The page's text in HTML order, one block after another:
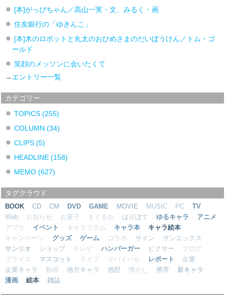
[本]がっぴちゃん／高山一実・文、みるく・画
住友銀行の「ゆきんこ」
[本]木のロボットと丸太のおひめさまのだいぼうけん／トム・ゴ
ールド
笑顔のメッソンに会いたくて
→ エントリー一覧
カテゴリー
TOPICS(255)
COLUMN(34)
CLIPS(5)
HEADLINE(158)
MEMO(627)
タグクラウド
BOOK CD CM DVD GAME MOVIE MUSIC PC
TV
Web
お知らせ お菓子 きぐるみ はりぼて ゆるキャラ
アニメ
アプリ
イベント キャラコラム キャラ本
キャラ絵本
キャンペーン
グッズ ゲーム コラボ サイン
サンエックス
サンリオ
ショップ テレビ ハンバーガー ピクサー
ブログ
プライズ
マスコット ライブ リバイバル レポート
企業
企業キャラ
動画 地方キャラ 感想 懐かし 携帯
新キャラ
漫画
絵本 雑誌